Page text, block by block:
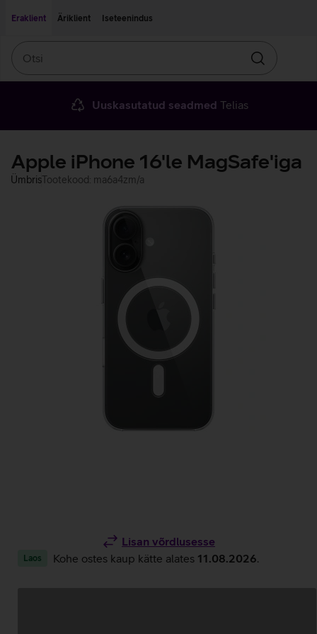
Eraklient
Äriklient Iseteenindus
Otsin
Uuskasutatud seadmed Telias
Apple iPhone 16'le MagSafe'iga
ÜmbrisTootekood: ma6a4zm/a
Lisan võrdlusesse
Laos Kohe ostes kaup kätte alates 11.08.2026